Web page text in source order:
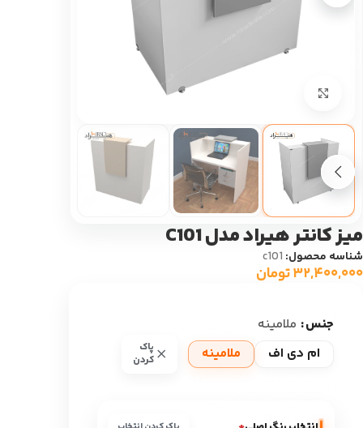
میز کانتر هیراد مدل C101
شناسه محصول: c101
۳۲,۴۰۰,۰۰۰تومان
جنس ملامینه
ام دی اف
ملامینه
پاک
کردن